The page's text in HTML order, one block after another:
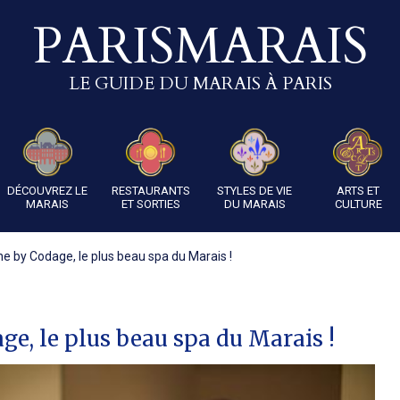
PARISMARAIS
LE GUIDE DU MARAIS À PARIS
DÉCOUVREZ LE
MARAIS
RESTAURANTS
ET SORTIES
STYLES DE VIE
DU MARAIS
ARTS ET
CULTURE
by Codage, le plus beau spa du Marais !
le plus beau spa du Marais !